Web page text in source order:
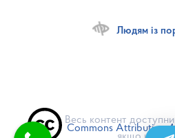
Людям із
Весь контент
Commons Attribution